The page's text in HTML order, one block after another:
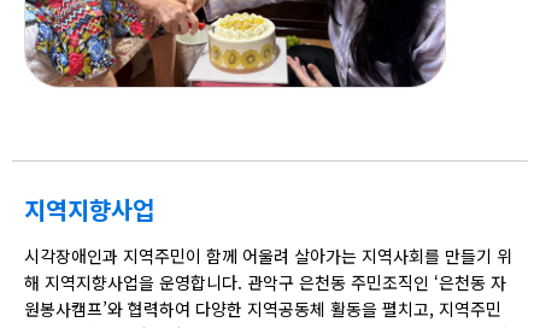
지역지향사업
시각장애인과 지역주민이 함께 어울려 살아가는 지역사회를 만들기 위
해 지역지향사업을 운영합니다. 관악구 은천동 주민조직인 ‘은천동 자
원봉사캠프’와 협력하여 다양한 지역공동체 활동을 펼치고, 지역주민